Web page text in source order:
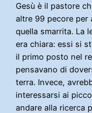
Gesù è il pastore
altre 99 pecore per
quella smarrita. La
era chiara: essi si
il primo posto nel
pensavano di
terra. Invece,
interessarsi ai
andare alla ricerca